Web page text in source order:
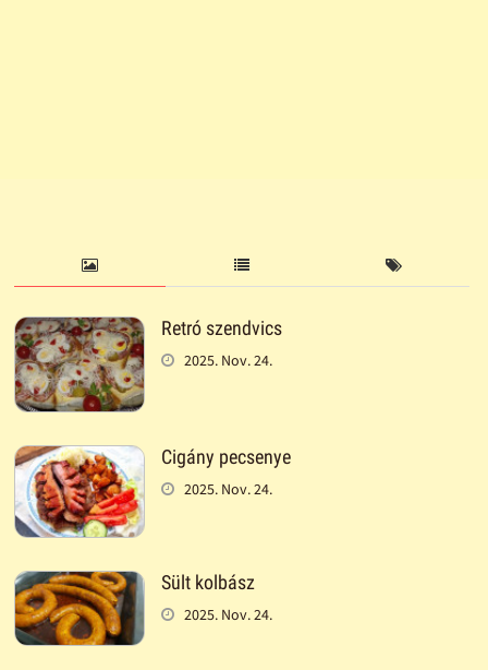
Retró szendvics
2025. Nov. 24.
Cigány pecsenye
2025. Nov. 24.
Sült kolbász
2025. Nov. 24.